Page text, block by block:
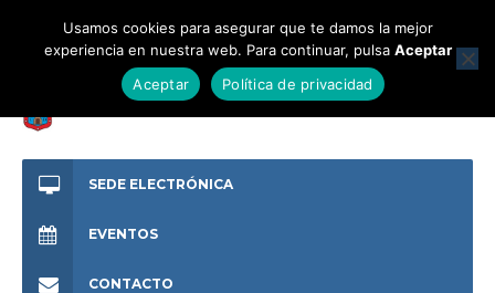
SEDE ELECTRÓNICA
EVENTOS
CONTACTO
Usamos cookies para asegurar que te damos la mejor
experiencia en nuestra web. Para continuar, pulsa Aceptar
Aceptar
Política de privacidad